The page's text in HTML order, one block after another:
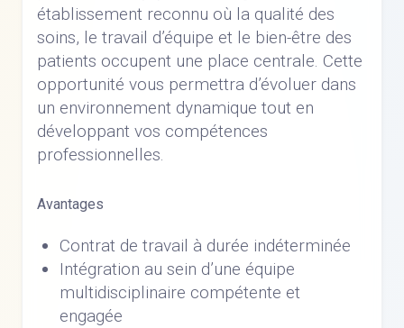
établissement reconnu où la qualité des
soins, le travail d’équipe et le bien-être des
patients occupent une place centrale. Cette
opportunité vous permettra d’évoluer dans
un environnement dynamique tout en
développant vos compétences
professionnelles.
Avantages
Contrat de travail à durée indéterminée
Intégration au sein d’une équipe
multidisciplinaire compétente et
engagée